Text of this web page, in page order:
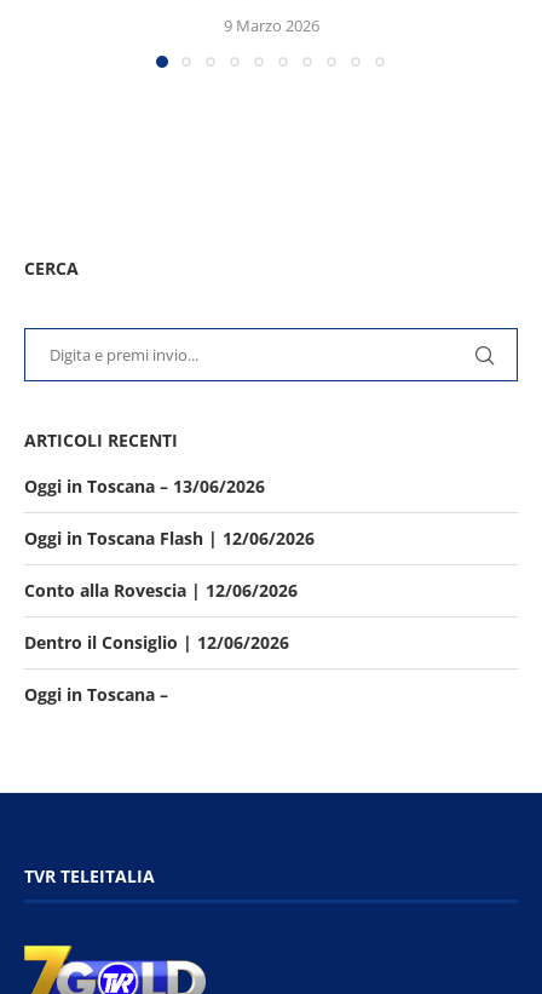
9 Marzo 2026
CERCA
ARTICOLI RECENTI
Oggi in Toscana – 13/06/2026
Oggi in Toscana Flash | 12/06/2026
Conto alla Rovescia | 12/06/2026
Dentro il Consiglio | 12/06/2026
Oggi in Toscana –
TVR TELEITALIA